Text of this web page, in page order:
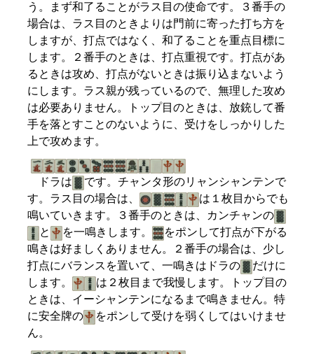
う。まず和了ることがラス目の使命です。３番手の
場合は、ラス目のときよりは門前に寄った打ち方を
しますが、打点ではなく、和了ることを重点目標に
します。２番手のときは、打点重視です。打点があ
るときは攻め、打点がないときは振り込まないよう
にします。ラス親が残っているので、無理した攻め
は必要ありません。トップ目のときは、放銃して番
手を落とすことのないように、受けをしっかりした
上で攻めます。
ドラは
です。チャンタ形のリャンシャンテンで
す。ラス目の場合は、
は１枚目からでも
鳴いていきます。３番手のときは、カンチャンの
と
を一鳴きします。
をポンして打点が下がる
鳴きは好ましくありません。２番手の場合は、少し
打点にバランスを置いて、一鳴きはドラの
だけに
します。
は２枚目まで我慢します。トップ目の
ときは、イーシャンテンになるまで鳴きません。特
に安全牌の
をポンして受けを弱くしてはいけませ
ん。